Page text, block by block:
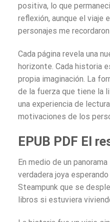
positiva, lo que
reflexión, aunque el viaje
personajes me
Cada página revela una
horizonte. Cada historia
propia imaginación. La
de la fuerza que tiene la
una experiencia de
motivaciones de los
EPUB PDF El
En medio de un
verdadera joya
Steampunk que se
libros si estuviera